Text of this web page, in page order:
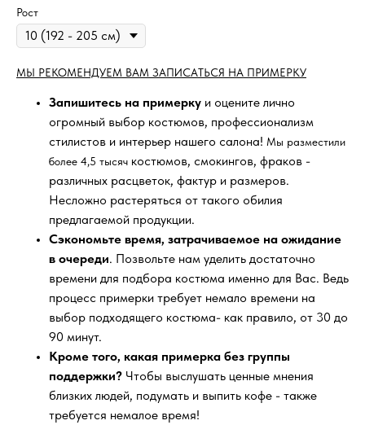
Рост
МЫ РЕКОМЕНДУЕМ ВАМ ЗАПИСАТЬСЯ НА ПРИМЕРКУ
Запишитесь на примерку и оцените лично
огромный выбор костюмов, профессионализм
стилистов и интерьер нашего салона! Мы разместили
более 4,5 тысяч костюмов, смокингов, фраков -
различных расцветок, фактур и размеров.
Несложно растеряться от такого обилия
предлагаемой продукции.
Сэкономьте время, затрачиваемое на ожидание
в очереди. Позвольте нам уделить достаточно
времени для подбора костюма именно для Вас. Ведь
процесс примерки требует немало времени на
выбор подходящего костюма- как правило, от 30 до
90 минут.
Кроме того, какая примерка без группы
поддержки? Чтобы выслушать ценные мнения
близких людей, подумать и выпить кофе - также
требуется немалое время!